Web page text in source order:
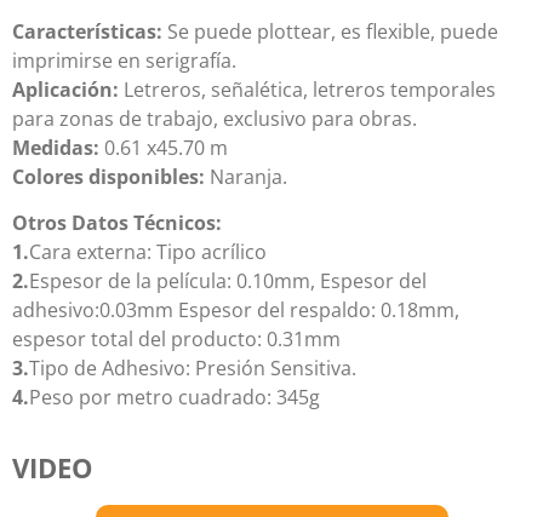
Características: Se puede plottear, es flexible, puede
imprimirse en serigrafía.
Aplicación: Letreros, señalética, letreros temporales
para zonas de trabajo, exclusivo para obras.
Medidas: 0.61 x45.70 m
Colores disponibles: Naranja.
Otros Datos Técnicos:
1.Cara externa: Tipo acrílico
2.Espesor de la película: 0.10mm, Espesor del
adhesivo:0.03mm Espesor del respaldo: 0.18mm,
espesor total del producto: 0.31mm
3.Tipo de Adhesivo: Presión Sensitiva.
4.Peso por metro cuadrado: 345g
VIDEO